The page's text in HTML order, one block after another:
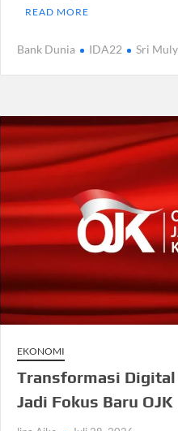
READ MORE
Bank Dunia IDA22 Sri
EKONOMI
Transformasi Digital
Jadi Fokus Baru